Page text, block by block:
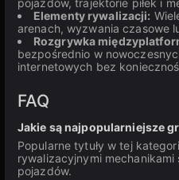
pojazdów, trajektorie piłek i
Elementy rywalizacji:
arenach, wyzwania czasowe
Rozgrywka
bezpośrednio w
internetowych bez
FAQ
Jakie są najpopularniejsze
Popularne tytuły w tej
rywalizacyjnymi
pojazdów.